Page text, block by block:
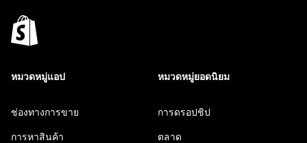
หมวดหมู่แอป
ช่องทางการขาย
การหาสินค้า
หมวดหมู่ยอดนิยม
การดรอปชิป
ตลาด